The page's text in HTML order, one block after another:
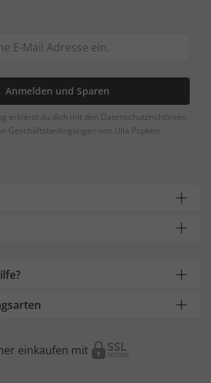
Anmelden und Sparen
erklärst du dich mit den Datenschutzrichtlinien
Geschäftsbedingungen von Ulla Popken
einkaufen mit